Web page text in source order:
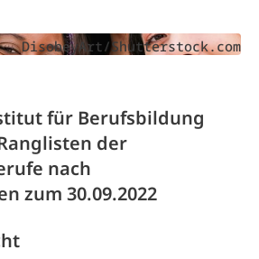
DisobeyArt/Shutterstock.com
für Berufsbildung
der
nach
zum 30.09.2022